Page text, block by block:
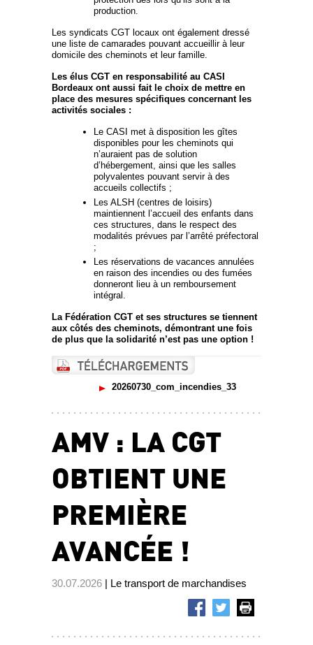
production.
Les syndicats CGT locaux ont également dressé
une liste de camarades pouvant accueillir à leur
domicile des cheminots et leur famille.
Les élus CGT en responsabilité au CASI
Bordeaux ont aussi fait le choix de mettre en
place des mesures spécifiques concernant les
activités sociales :
Le CASI met à disposition les gîtes
disponibles pour les cheminots qui
n’auraient pas de solution
d’hébergement, ainsi que les salles
polyvalentes pouvant servir à des
accueils collectifs ;
Les ALSH (centres de loisirs)
maintiennent l’accueil des enfants dans
ces structures, dans le respect des
modalités prévues par l’arrêté préfectoral
;
Les réservations de vacances annulées
en raison des incendies ou des fumées
donneront lieu à un remboursement
intégral.
La Fédération CGT et ses structures se tiennent
aux côtés des cheminots, démontrant une fois
de plus que la solidarité n’est pas une option !
20260730_com_incendies_33
AMV : LA CGT
OBTIENT UNE
PREMIÈRE
AVANCÉE !
30.07.2026 | Le transport de marchandises